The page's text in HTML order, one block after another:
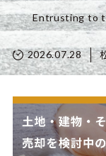
Entrusting to
2026.07.28